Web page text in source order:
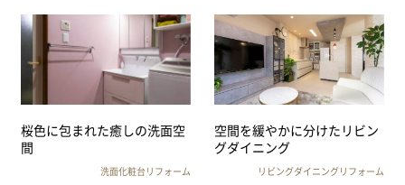
桜色に包まれた癒しの洗面空
間
洗面化粧台リフォーム
空間を緩やかに分けたリビン
グダイニング
リビングダイニングリフォーム